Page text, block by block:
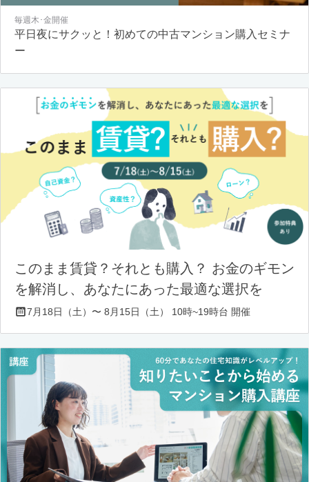
毎週木･金開催
平日夜にサクッと！初めての中古マンション購入セミナ
ー
このまま賃貸？それとも購入？ お金のギモン
を解消し、あなたにあった最適な選択を
7月18日（土）〜 8月15日（土） 10時~19時台 開催